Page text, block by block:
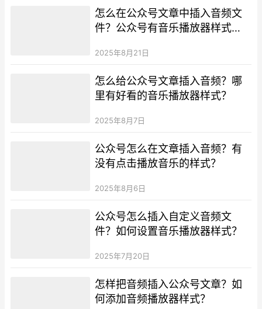
怎么在公众号文章中插入音频文
件？公众号有音乐播放器样式
2025年8月21日
怎么给公众号文章插入音频？哪
里有好看的音乐播放器样式？
2025年8月7日
公众号怎么在文章插入音频？有
没有点击播放音乐的样式？
2025年8月6日
公众号怎么插入自定义音频文
件？如何设置音乐播放器样式？
2025年7月20日
怎样把音频插入公众号文章？如
何添加音频播放器样式？